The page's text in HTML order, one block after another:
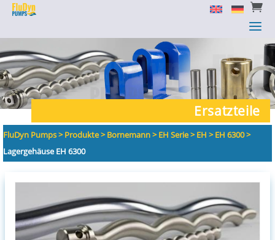

a

a
Ersatzteile
FluDyn Pumps>Produkte>Bornemann>EH Serie>EH >EH 6300>
Lagergehäuse EH 6300